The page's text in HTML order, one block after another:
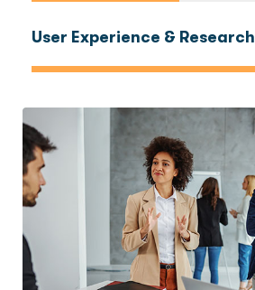
User Experience & Research